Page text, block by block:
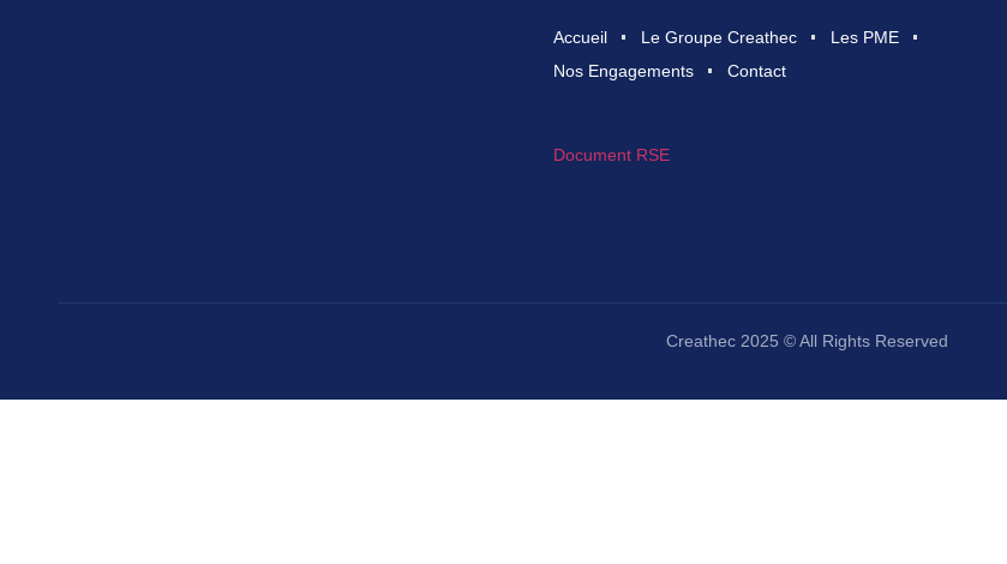
Accueil Le Groupe Creathec
Les PME
Nos Engagements
Contact
Document RSE
Creathec 2025 © All Rights Reserved